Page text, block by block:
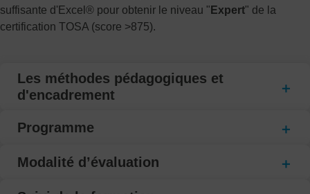
suffisante d'Excel® pour obtenir le niveau " Expert" de la
certification TOSA (score >875).
Les méthodes pédagogiques et
d'encadrement
Programme
Modalité d’évaluation